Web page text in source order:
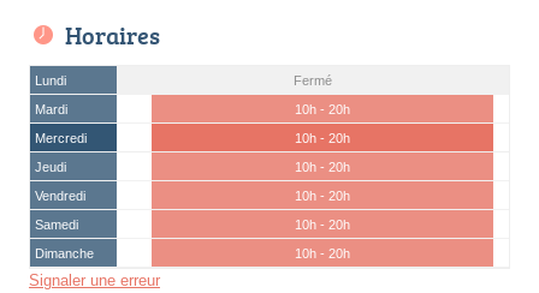
Horaires
Lundi
Fermé
Mardi
10h - 20h
Mercredi
10h - 20h
Jeudi
10h - 20h
Vendredi
10h - 20h
Samedi
10h - 20h
Dimanche
10h - 20h
Signaler une erreur